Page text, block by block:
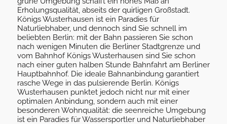
Erholungsqualität, abseits der quirligen Großstadt.
Königs Wusterhausen ist ein Paradies für
Naturliebhaber, und dennoch sind Sie schnell im
beliebten Berlin: mit der Bahn passieren Sie schon
nach wenigen Minuten die Berliner Stadtgrenze und
vom Bahnhof Königs Wusterhausen sind Sie schon
nach einer guten halben Stunde Bahnfahrt am Berliner
Hauptbahnhof. Die ideale Bahnanbindung garantiert
rasche Wege in das pulsierende Berlin. Königs
Wusterhausen punktet jedoch nicht nur mit einer
optimalen Anbindung, sondern auch mit einer
besonderen Wohnqualität: die seenreiche Umgebung
ist ein Paradies für Wassersportler und Naturliebhaber